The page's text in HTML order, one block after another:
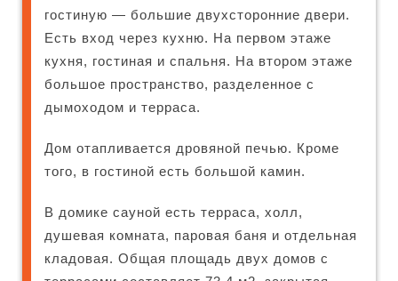
гостиную — большие двухсторонние двери.
Есть вход через кухню. На первом этаже
кухня, гостиная и спальня. На втором этаже
большое пространство, разделенное с
дымоходом и терраса.
Дом отапливается дровяной печью. Кроме
того, в гостиной есть большой камин.
В домике сауной есть терраса, холл,
душевая комната, паровая баня и отдельная
кладовая. Общая площадь двух домов с